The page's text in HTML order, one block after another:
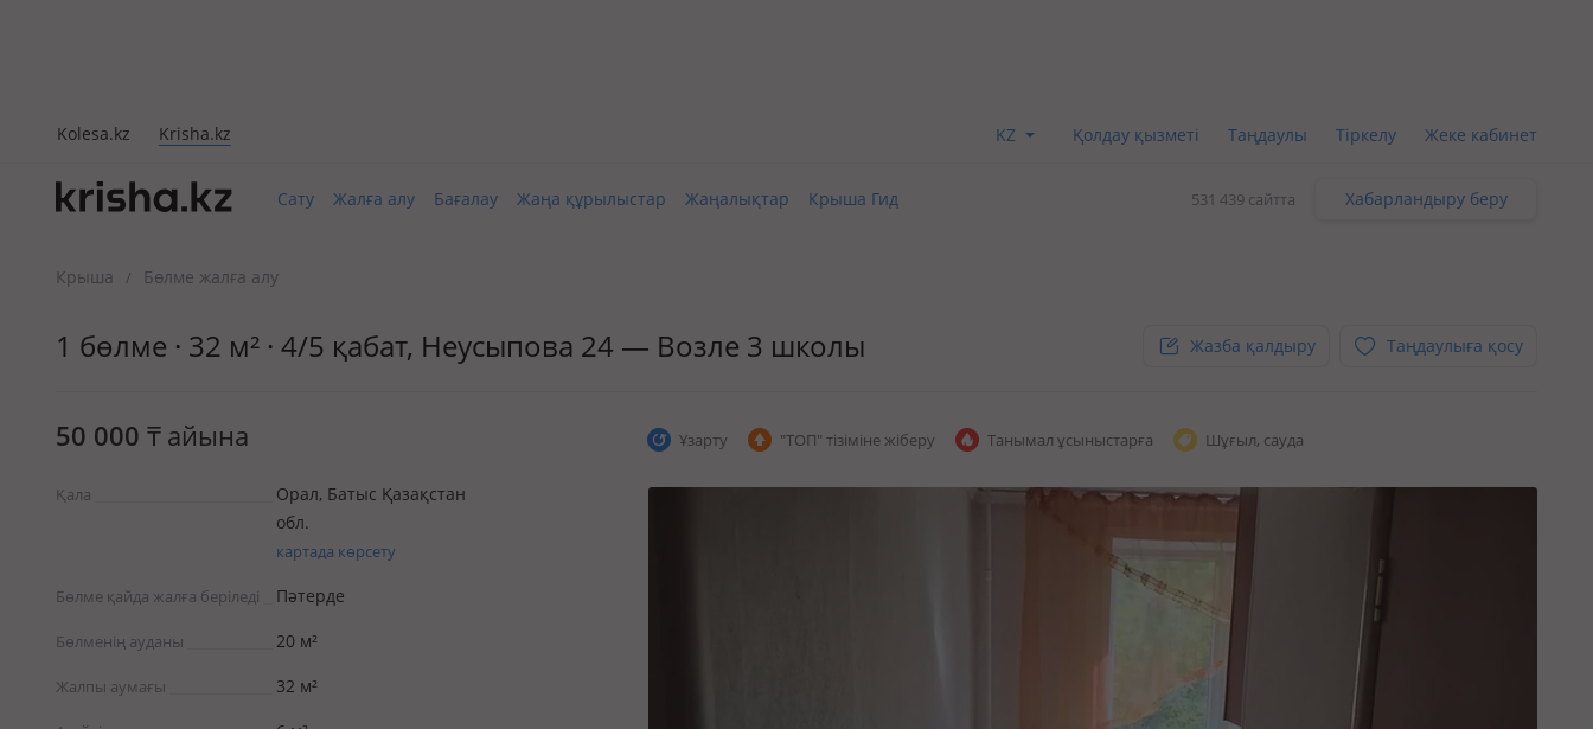
Kolesa.kz Krisha.kz KZ Қолдау қызметі Таңдаулы Тіркелу Жеке кабинет
Сату Жалға алу Бағалау Жаңа құрылыстар Жаңалықтар Крыша Гид 531 439 сайтта Хабарландыру беру
Крыша / Бөлме жалға алу
1 бөлме · 32 м² · 4/5 қабат, Неусыпова 24 — Возле 3 школы Жазба қалдыру Таңдаулыға қосу
50 000 ₸ айына
Қала
Орал, Батыс Қазақстан
обл.
картада көрсету
Бөлме қайда жалға беріледі Пәтерде
Бөлменің ауданы 20 м²
Жалпы аумағы 32 м²
Ұзарту "ТОП" тізіміне жіберу Танымал ұсыныстарға Шұғыл, сауда